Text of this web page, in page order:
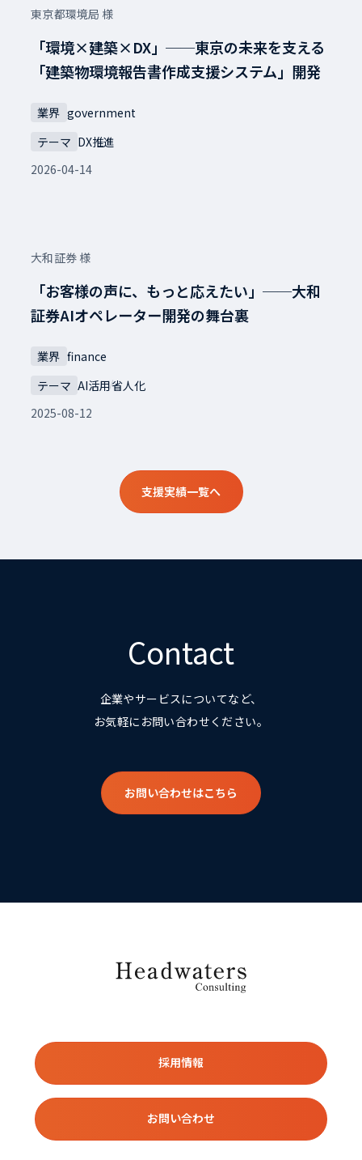
東京都環境局 様
「環境×建築×DX」──東京の未来を支える
「建築物環境報告書作成支援システム」開発
業界 government
テーマ DX推進
2026-04-14
大和証券 様
「お客様の声に、もっと応えたい」──大和
証券AIオペレーター開発の舞台裏
業界 finance
テーマ AI活用省人化
2025-08-12
支援実績一覧へ
Contact
企業やサービスについてなど、
お気軽にお問い合わせください。
お問い合わせはこちら
採用情報
お問い合わせ